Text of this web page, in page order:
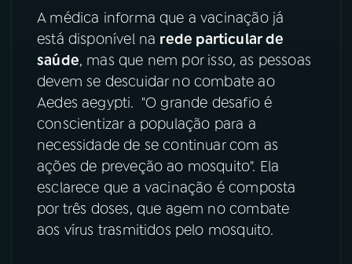
ACOMPANHE A RÁDIO NACIONAL
YouTube Facebook
Instagram X
A médica informa que a vacinação já
está disponível na rede particular de
saúde, mas que nem por isso, as pessoas
devem se descuidar no combate ao
Aedes aegypti. "O grande desafio é
conscientizar a população para a
necessidade de se continuar com as
ações de preveção ao mosquito". Ela
esclarece que a vacinação é composta
por três doses, que agem no combate
aos vírus trasmitidos pelo mosquito.